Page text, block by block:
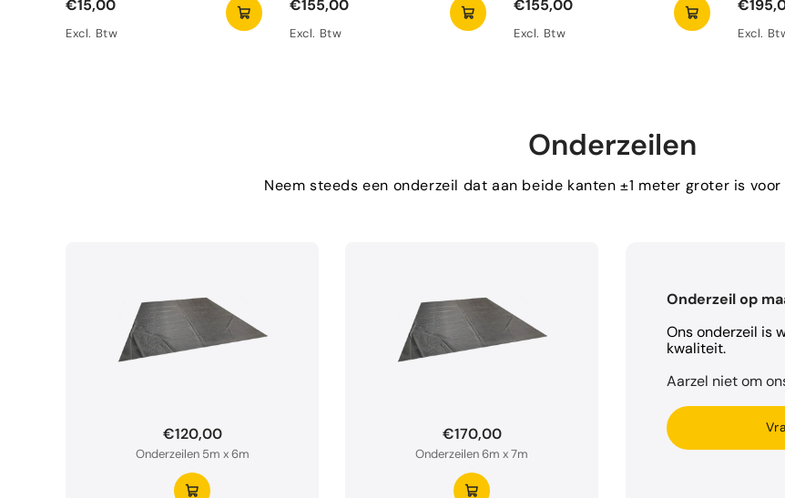
€15,00
Excl. Btw
€155,00
Excl. Btw
€155,00
Excl. Btw Excl.
Onderzeilen
Neem steeds een onderzeil dat aan beide kanten ±1 meter groter is
€120,00
Onderzeilen 5m x 6m
€170,00
Onderzeilen 6m x 7m
Onderzeil op
Ons onderzeil is
kwaliteit.
Aarzel niet om